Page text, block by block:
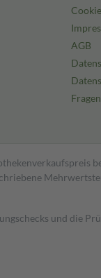
AGB
und die